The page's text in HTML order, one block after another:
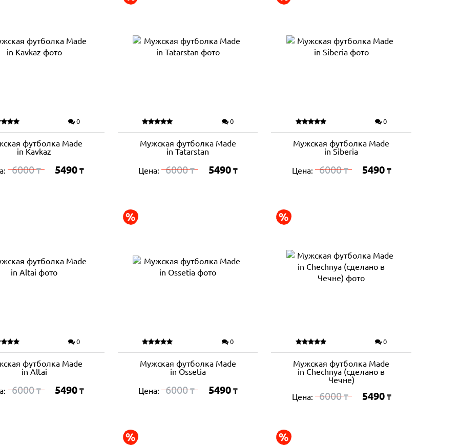
0
футболка Made
in Kavkaz
6000₸ 5490 ₸
0
Мужская футболка Made
in Tatarstan
Цена: 6000₸ 5490 ₸
0
Мужская футболка Made
in Siberia
Цена: 6000₸ 5490 ₸
0
футболка Made
in Altai
6000₸ 5490 ₸
0
Мужская футболка Made
in Ossetia
Цена: 6000₸ 5490 ₸
0
Мужская футболка Made
in Chechnya (сделано в
Чечне)
Цена:
6000₸ 5490 ₸